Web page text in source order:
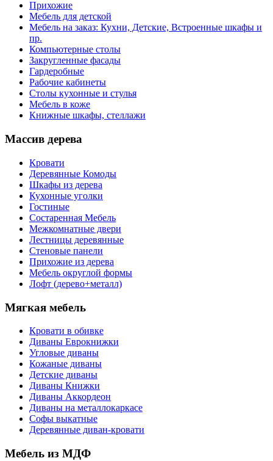
Прихожие
Мебель для детской
Мебель на заказ: Кухни, Детские, Встроенные шкафы и
пр.
Компьютерные столы
Закругленные фасады
Гардеробные
Рабочие кабинеты
Столы кухонные и стулья
Мебель в коже
Книжные шкафы, стеллажи
Массив дерева
Кровати
Деревянные Комоды
Шкафы из дерева
Кухонные уголки
Гостиные
Состаренная Мебель
Межкомнатные двери
Лестницы деревянные
Стеновые панели
Прихожие из дерева
Мебель округлой формы
Лофт (дерево+металл)
Мягкая мебель
Кровати в обивке
Диваны Еврокнижки
Угловые диваны
Кожаные диваны
Детские диваны
Диваны Книжки
Диваны Аккордеон
Диваны на металлокаркасе
Софы выкатные
Деревянные диван-кровати
Мебель из МДФ